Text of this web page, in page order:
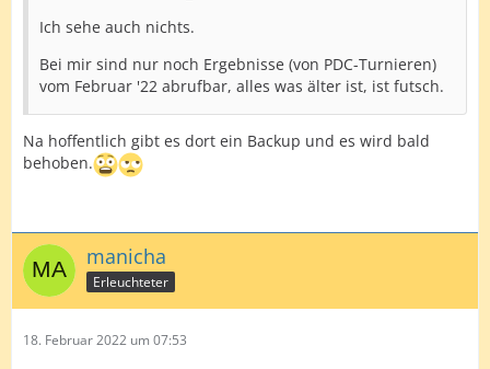
Ich sehe auch nichts.
Bei mir sind nur noch Ergebnisse (von PDC-Turnieren)
vom Februar '22 abrufbar, alles was älter ist, ist futsch.
Na hoffentlich gibt es dort ein Backup und es wird bald
behoben.
manicha
Erleuchteter
18. Februar 2022 um 07:53